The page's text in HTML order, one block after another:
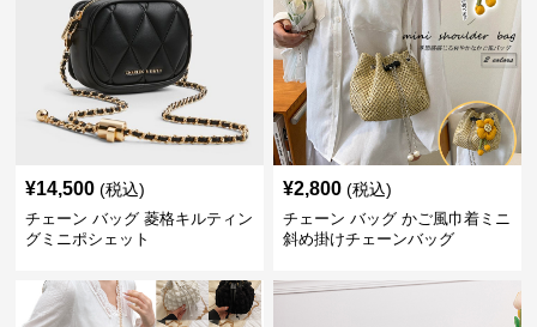
¥14,500 (税込)
チェーン バッグ 菱格キルティン
グミニポシェット
¥2,800 (税込)
チェーン バッグ かご風巾着ミニ
斜め掛けチェーンバッグ